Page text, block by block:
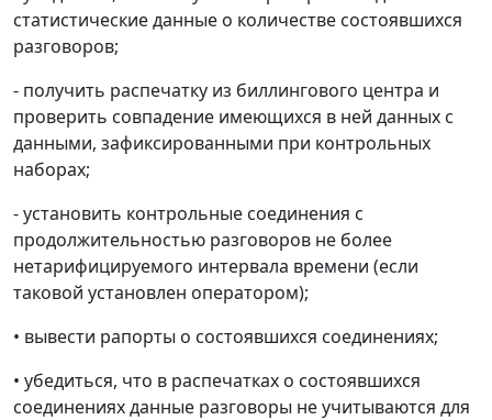
статистические данные о количестве состоявшихся
разговоров;
- получить распечатку из биллингового центра и
проверить совпадение имеющихся в ней данных с
данными, зафиксированными при контрольных
наборах;
- установить контрольные соединения с
продолжительностью разговоров не более
нетарифицируемого интервала времени (если
таковой установлен оператором);
• вывести рапорты о состоявшихся соединениях;
• убедиться, что в распечатках о состоявшихся
соединениях данные разговоры не учитываются для